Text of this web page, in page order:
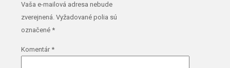
Vaša e-mailová adresa nebude
zverejnená. Vyžadované polia sú
označené *
Komentár *